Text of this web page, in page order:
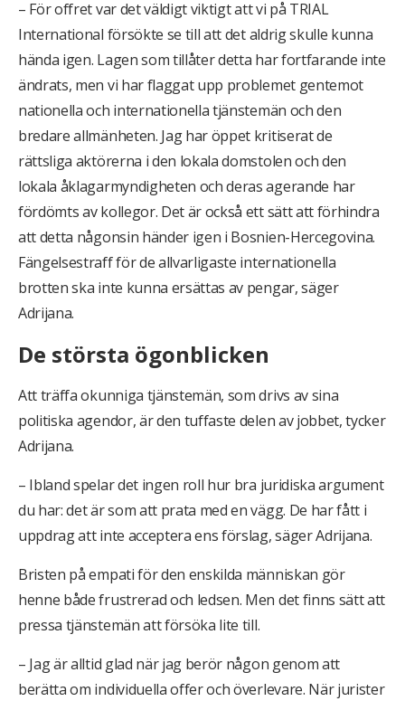
– För offret var det väldigt viktigt att vi på TRIAL
International försökte se till att det aldrig skulle kunna
hända igen. Lagen som tillåter detta har fortfarande inte
ändrats, men vi har flaggat upp problemet gentemot
nationella och internationella tjänstemän och den
bredare allmänheten. Jag har öppet kritiserat de
rättsliga aktörerna i den lokala domstolen och den
lokala åklagarmyndigheten och deras agerande har
fördömts av kollegor. Det är också ett sätt att förhindra
att detta någonsin händer igen i Bosnien-Hercegovina.
Fängelsestraff för de allvarligaste internationella
brotten ska inte kunna ersättas av pengar, säger
Adrijana.
De största ögonblicken
Att träffa okunniga tjänstemän, som drivs av sina
politiska agendor, är den tuffaste delen av jobbet, tycker
Adrijana.
– Ibland spelar det ingen roll hur bra juridiska argument
du har: det är som att prata med en vägg. De har fått i
uppdrag att inte acceptera ens förslag, säger Adrijana.
Bristen på empati för den enskilda människan gör
henne både frustrerad och ledsen. Men det finns sätt att
pressa tjänstemän att försöka lite till.
– Jag är alltid glad när jag berör någon genom att
berätta om individuella offer och överlevare. När jurister